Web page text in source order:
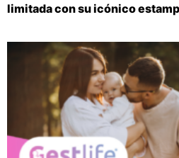
limitada con su icónico